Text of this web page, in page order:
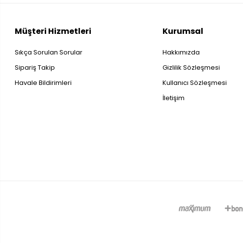
Müşteri Hizmetleri
Sıkça Sorulan Sorular
Sipariş Takip
Havale Bildirimleri
Kurumsal
Hakkımızda
Gizlilik Sözleşmesi
Kullanıcı Sözleşmesi
İletişim